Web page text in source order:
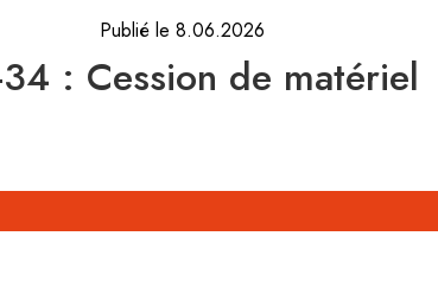
Publié le 8.06.2026
: Cession de matériel